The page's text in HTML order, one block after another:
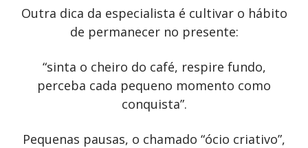
Outra dica da especialista é cultivar o hábito
de permanecer no presente:
“sinta o cheiro do café, respire fundo,
perceba cada pequeno momento como
conquista”.
Pequenas pausas, o chamado “ócio criativo”,